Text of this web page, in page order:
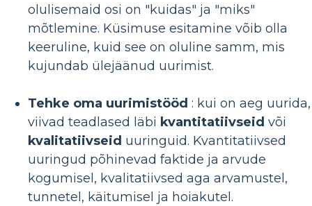
olulisemaid osi on "kuidas" ja "miks"
mõtlemine. Küsimuse esitamine võib olla
keeruline, kuid see on oluline samm, mis
kujundab ülejäänud uurimist.
Tehke oma uurimistööd : kui on aeg uurida,
viivad teadlased läbi kvantitatiivseid või
kvalitatiivseid uuringuid. Kvantitatiivsed
uuringud põhinevad faktide ja arvude
kogumisel, kvalitatiivsed aga arvamustel,
tunnetel, käitumisel ja hoiakutel.